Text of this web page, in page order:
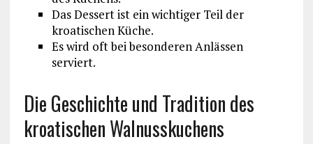
Das Dessert ist ein wichtiger Teil der
kroatischen Küche.
Es wird oft bei besonderen Anlässen
serviert.
Die Geschichte und Tradition des
kroatischen Walnusskuchens